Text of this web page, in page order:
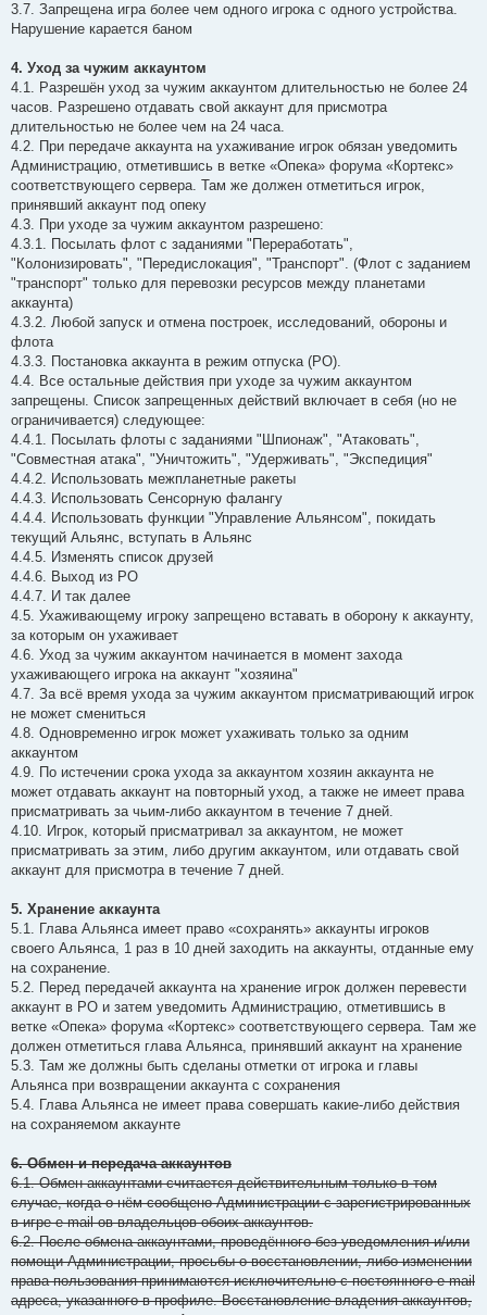
3.7. Запрещена игра более чем одного игрока с одного устройства.
Нарушение карается баном
4. Уход за чужим аккаунтом
4.1. Разрешён уход за чужим аккаунтом длительностью не более 24
часов. Разрешено отдавать свой аккаунт для присмотра
длительностью не более чем на 24 часа.
4.2. При передаче аккаунта на ухаживание игрок обязан уведомить
Администрацию, отметившись в ветке «Опека» форума «Кортекс»
соответствующего сервера. Там же должен отметиться игрок,
принявший аккаунт под опеку
4.3. При уходе за чужим аккаунтом разрешено:
4.3.1. Посылать флот с заданиями "Переработать",
"Колонизировать", "Передислокация", "Транспорт". (Флот с заданием
"транспорт" только для перевозки ресурсов между планетами
аккаунта)
4.3.2. Любой запуск и отмена построек, исследований, обороны и
флота
4.3.3. Постановка аккаунта в режим отпуска (РО).
4.4. Все остальные действия при уходе за чужим аккаунтом
запрещены. Список запрещенных действий включает в себя (но не
ограничивается) следующее:
4.4.1. Посылать флоты с заданиями "Шпионаж", "Атаковать",
"Совместная атака", "Уничтожить", "Удерживать", "Экспедиция"
4.4.2. Использовать межпланетные ракеты
4.4.3. Использовать Сенсорную фалангу
4.4.4. Использовать функции "Управление Альянсом", покидать
текущий Альянс, вступать в Альянс
4.4.5. Изменять список друзей
4.4.6. Выход из РО
4.4.7. И так далее
4.5. Ухаживающему игроку запрещено вставать в оборону к аккаунту,
за которым он ухаживает
4.6. Уход за чужим аккаунтом начинается в момент захода
ухаживающего игрока на аккаунт "хозяина"
4.7. За всё время ухода за чужим аккаунтом присматривающий игрок
не может смениться
4.8. Одновременно игрок может ухаживать только за одним
аккаунтом
4.9. По истечении срока ухода за аккаунтом хозяин аккаунта не
может отдавать аккаунт на повторный уход, а также не имеет права
присматривать за чьим-либо аккаунтом в течение 7 дней.
4.10. Игрок, который присматривал за аккаунтом, не может
присматривать за этим, либо другим аккаунтом, или отдавать свой
аккаунт для присмотра в течение 7 дней.
5. Хранение аккаунта
5.1. Глава Альянса имеет право «сохранять» аккаунты игроков
своего Альянса, 1 раз в 10 дней заходить на аккаунты, отданные ему
на сохранение.
5.2. Перед передачей аккаунта на хранение игрок должен перевести
аккаунт в РО и затем уведомить Администрацию, отметившись в
ветке «Опека» форума «Кортекс» соответствующего сервера. Там же
должен отметиться глава Альянса, принявший аккаунт на хранение
5.3. Там же должны быть сделаны отметки от игрока и главы
Альянса при возвращении аккаунта с сохранения
5.4. Глава Альянса не имеет права совершать какие-либо действия
на сохраняемом аккаунте
6. Обмен и передача аккаунтов
6.1. Обмен аккаунтами считается действительным только в том
случае, когда о нём сообщено Администрации с зарегистрированных
в игре e-mail-ов владельцов обоих аккаунтов.
6.2. После обмена аккаунтами, проведённого без уведомления и/или
помощи Администрации, просьбы о восстановлении, либо изменении
права пользования принимаются исключительно с постоянного e-mail
адреса, указанного в профиле. Восстановление владения аккаунтов,